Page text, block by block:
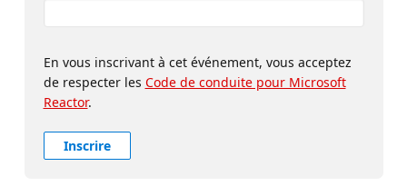
En vous inscrivant à cet événement, vous acceptez
de respecter les Code de conduite pour Microsoft
Reactor.
Inscrire